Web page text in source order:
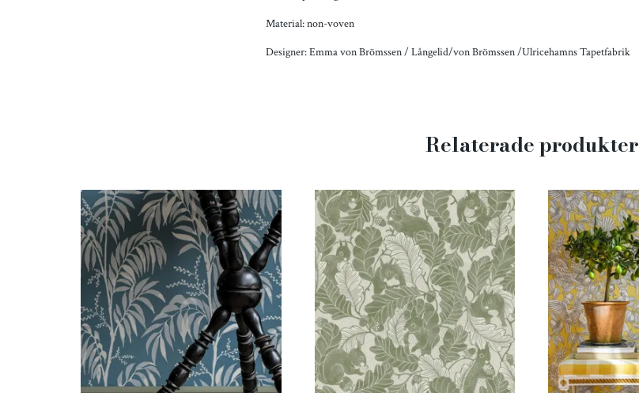
Material: non-voven
Designer: Emma von Brömssen / Långelid/von Brömssen /Ulricehamns Tapetfabrik
Relaterade produkter